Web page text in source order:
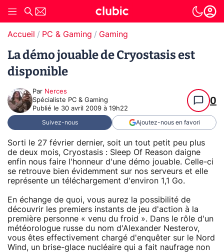
Accueil PC & Gaming Gaming
La démo jouable de Cryostasis est
disponible
Par Nerces
Spécialiste PC & Gaming
Publié le 30 avril 2009 à 19h22
0
Suivez-nous Ajoutez-nous en favori
Sorti le 27 février dernier, soit un tout petit peu plus
de deux mois, Cryostasis : Sleep Of Reason daigne
enfin nous faire l'honneur d'une démo jouable. Celle-ci
se retrouve bien évidemment sur nos serveurs et elle
représente un téléchargement d'environ 1,1 Go.
En échange de quoi, vous aurez la possibilité de
découvrir les premiers instants de jeu d'action à la
première personne « venu du froid ». Dans le rôle d'un
météorologue russe du nom d'Alexander Nesterov,
vous êtes effectivement chargé d'enquêter sur le Nord
Wind, un brise-glace nucléaire qui a fait naufrage non